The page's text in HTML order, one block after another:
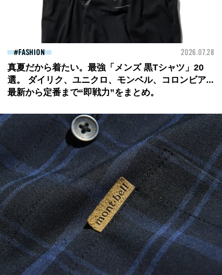
FASHION 2026.07.28
真夏だから着たい。最強「メンズ 黒Tシャツ」20
選。 ダイリク、ユニクロ、モンベル、コロンビア...
最新から定番まで“即戦力”をまとめ。